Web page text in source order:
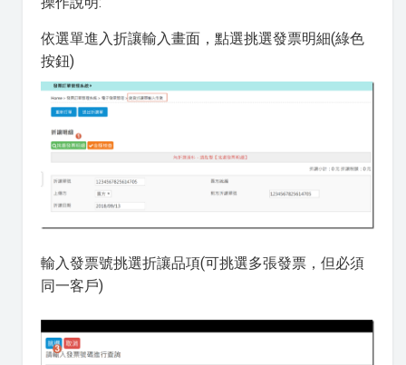
依選單進入折讓輸入畫面，點選挑選發票明細(綠色
按鈕)
輸入發票號挑選折讓品項(可挑選多張發票，但必須
同一客戶)